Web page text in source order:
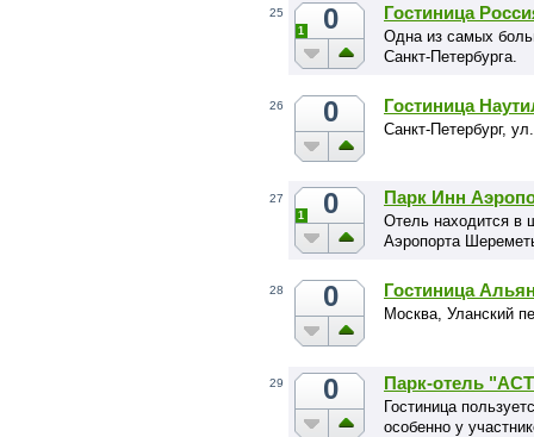
25 0
1
Гостиница
Одна из самых
Санкт-Петербурга.
26 0 Гостиница
Санкт-Петербург,
27 0
1
Парк Инн
Отель находится в
Аэропорта
28 0 Гостиница
Москва, Уланский
29 0 Парк-отель
Гостиница
особенно у